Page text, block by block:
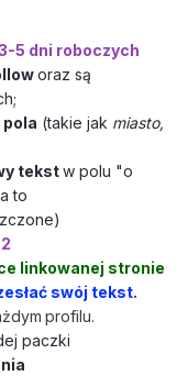
5 dni roboczych
oraz są
(takie jak miasto,
tekstw polu "o
to
linkowanej stronie
swój tekst.
profilu.
paczki